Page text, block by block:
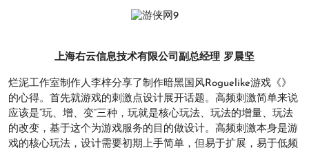
上海右云信息技术有限公司副总经理 罗晨坚
烂泥工作室制作人李梓分享了制作暗黑国风Roguelike游戏《》
的心得。首先就游戏的刺激点设计展开话题。高频刺激简单来说
应该是“玩、增、变”三种，玩就是核心玩法、玩法的增量、玩法
的改变，基于这个为游戏服务的目的做设计。高频刺激本身是游
戏的核心玩法，设计需要初期上手简单，但易于扩展，易于低频